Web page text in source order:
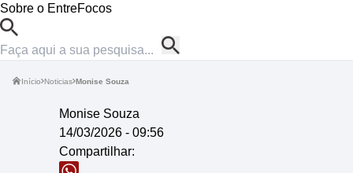
Sobre o EntreFocos
Início Noticias Monise Souza
Monise Souza
14/03/2026 - 09:56
Compartilhar: